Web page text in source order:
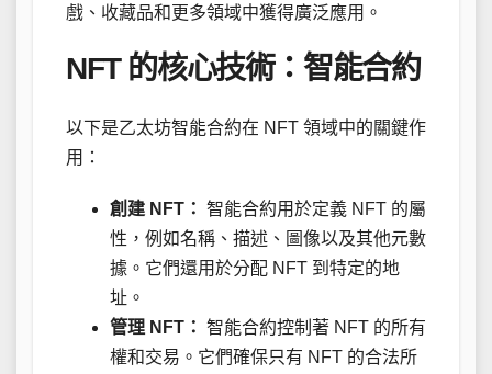
戲、收藏品和更多領域中獲得廣泛應用。
NFT 的核心技術：智能合約
以下是乙太坊智能合約在 NFT 領域中的關鍵作
用：
創建 NFT： 智能合約用於定義 NFT 的屬
性，例如名稱、描述、圖像以及其他元數
據。它們還用於分配 NFT 到特定的地
址。
管理 NFT： 智能合約控制著 NFT 的所有
權和交易。它們確保只有 NFT 的合法所